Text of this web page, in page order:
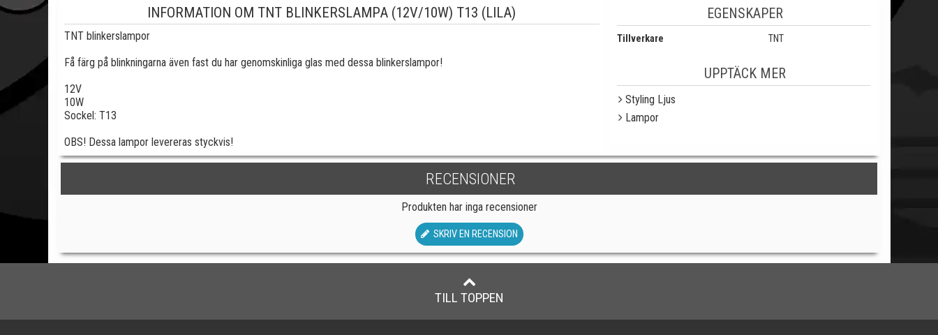
INFORMATION OM TNT BLINKERSLAMPA (12V/10W) T13 (LILA)
TNT blinkerslampor
Få färg på blinkningarna även fast du har genomskinliga glas med dessa blinkerslampor!
12V
10W
Sockel: T13
OBS! Dessa lampor levereras styckvis!
EGENSKAPER
Tillverkare TNT
UPPTÄCK MER
Styling Ljus
Lampor
RECENSIONER
Produkten har inga recensioner
SKRIV EN RECENSION
TILL TOPPEN